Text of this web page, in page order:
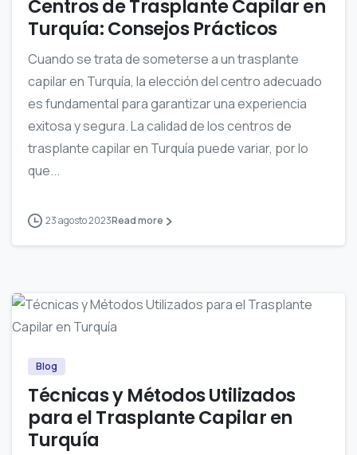
Centros de Trasplante Capilar en
Turquía: Consejos Prácticos
Cuando se trata de someterse a un trasplante
capilar en Turquía, la elección del centro adecuado
es fundamental para garantizar una experiencia
exitosa y segura. La calidad de los centros de
trasplante capilar en Turquía puede variar, por lo
que...
23 agosto 2023Read more
Blog
Técnicas y Métodos Utilizados
para el Trasplante Capilar en
Turquía